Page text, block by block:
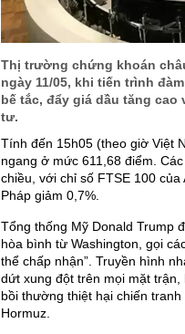
Thị trường chứng khoán
ngày 11/05, khi tiến trình
bế tắc, đẩy giá dầu tăng cao
tư.
Tính đến 15h05 (theo giờ Việt
ngang ở mức 611,68 điểm.
chiều, với chỉ số FTSE 100
Pháp giảm 0,7%.
Tổng thống Mỹ Donald Trump
hòa bình từ Washington, gọi
thể chấp nhận”. Truyền hình
dứt xung đột trên mọi mặt
bồi thường thiệt hại chiến
Hormuz.